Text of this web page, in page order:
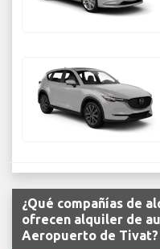
¿Qué compañías de
ofrecen alquiler de
Aeropuerto de Tivat?